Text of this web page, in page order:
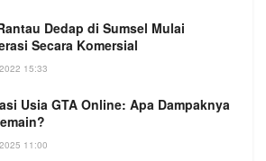
Dedap di Sumsel Mulai
Secara Komersial
15:33
Usia GTA Online: Apa Dampaknya
11:00